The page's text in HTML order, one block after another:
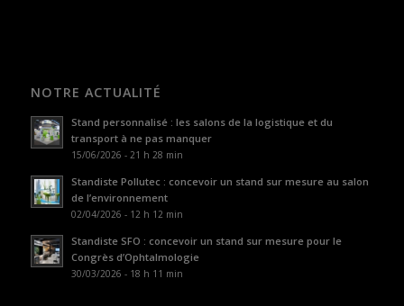
NOTRE ACTUALITÉ
Stand personnalisé : les salons de la logistique et du
transport à ne pas manquer
15/06/2026 - 21 h 28 min
Standiste Pollutec : concevoir un stand sur mesure au salon
de l’environnement
02/04/2026 - 12 h 12 min
Standiste SFO : concevoir un stand sur mesure pour le
Congrès d’Ophtalmologie
30/03/2026 - 18 h 11 min